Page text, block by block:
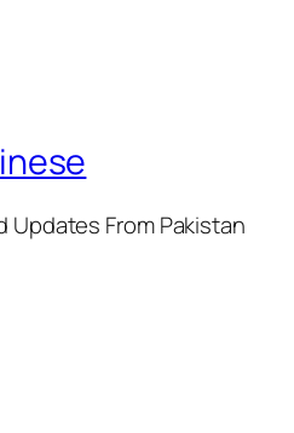
Updates From Pakistan